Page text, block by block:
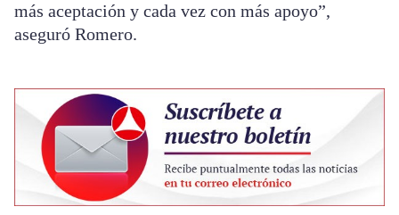
más aceptación y cada vez con más apoyo”,
aseguró Romero.